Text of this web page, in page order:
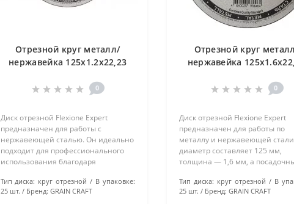
Отрезной круг металл/
нержавейка 125х1.2х22,23
уп. 25 шт.
0
Диск отрезной Flexione Expert
предназначен для работы с
нержавеющей сталью. Он идеально
подходит для профессионального
использования благодаря
алюминия и надёжному
полимерному связующему. Диаметр
Тип диска: круг отрезной
В упаковке:
25 шт.
Бренд: GRAIN CRAFT
Отрезной круг
нержавейка
Expert"уп. 25 шт.
0
Диск отрезной Flexione Expert
предназначен для работы по
металлу и нержавеющей
диаметр составляет 125 мм,
толщина — 1,6 мм, а
круг идеально подходит для
профессионального
Тип диска: круг отрезной
В
25 шт.
Бренд: GRAIN CRAFT